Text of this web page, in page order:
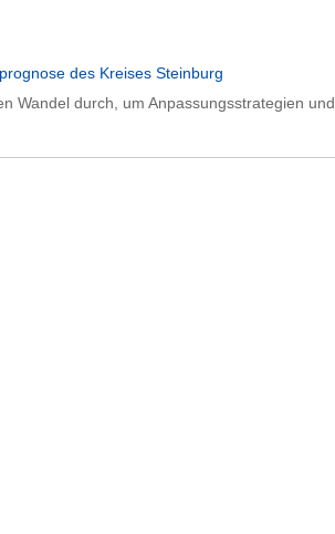
des Kreises Steinburg
Wandel durch, um Anpassungsstrategien und